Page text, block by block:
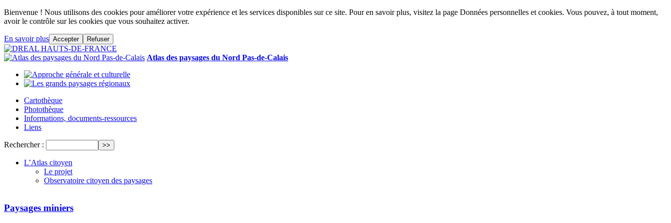
Bienvenue ! Nous utilisons des cookies pour améliorer votre expérience et les services disponibles sur ce site. Pour en savoir plus, visitez la page Données personnelles et cookies. Vous pouvez, à tout moment,
avoir le contrôle sur les cookies que vous souhaitez activer.
En savoir plus Accepter Refuser
Atlas des paysages du Nord Pas-de-Calais
Cartothèque
Photothèque
Informations, documents-ressources
Liens
Rechercher :
L’Atlas citoyen
Le projet
Observatoire citoyen des paysages
Paysages miniers